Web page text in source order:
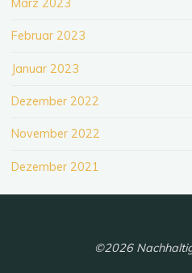
März 2023
Februar 2023
Januar 2023
Dezember 2022
November 2022
Dezember 2021
©2026